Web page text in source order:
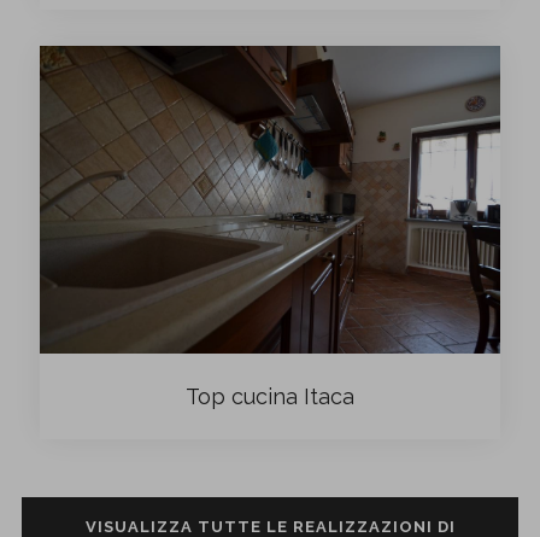
Top cucina Itaca
VISUALIZZA TUTTE LE REALIZZAZIONI DI